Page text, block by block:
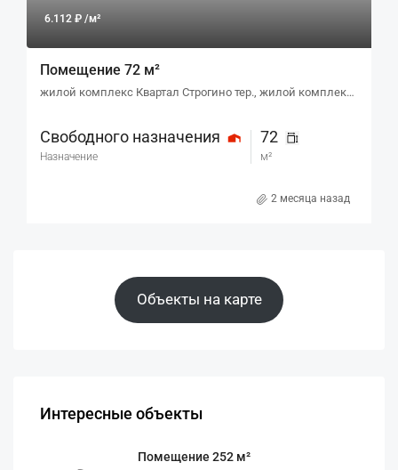
6.112 ₽ /м²
Помещение 72 м²
жилой комплекс Квартал Строгино тер., жилой комплекс Квартал Строгино тер., к2
Свободного назначения
Назначение
72
м²
2 месяца назад
Объекты на карте
Интересные объекты
Помещение 252 м²